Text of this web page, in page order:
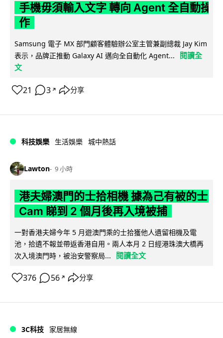
手機毋須輸入文字 轉向 Agent 全自動操
作
Samsung 電子 MX 部門顧客體驗辦公室主管兼副總裁 Jay Kim
表示，品牌正推動 Galaxy AI 邁向全自動化 Agent...
閱讀全
文
21 3 ↗ 分享
科技娛樂 生活娛樂 城中熱話
Lawton 9 小時
港夫婦澳門的士拾相機 據為己有被的士
Cam 睇到 2 個月後再入境被捕
一對香港夫婦今年 5 月遊澳門乘的士拾獲他人遺留相機及電
池，拾遺不報並帶返香港自用。兩人本月 2 日經港珠澳大橋再
次入境澳門時，被治安警察局...
閱讀全文
376 56 ↗ 分享
3C科技 家居無線